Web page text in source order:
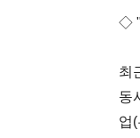
◇ "
최
동
업